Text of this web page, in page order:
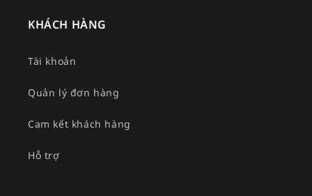
KHÁCH HÀNG
Tài khoản
Quản lý đơn hàng
Cam kết khách hàng
Hỗ trợ